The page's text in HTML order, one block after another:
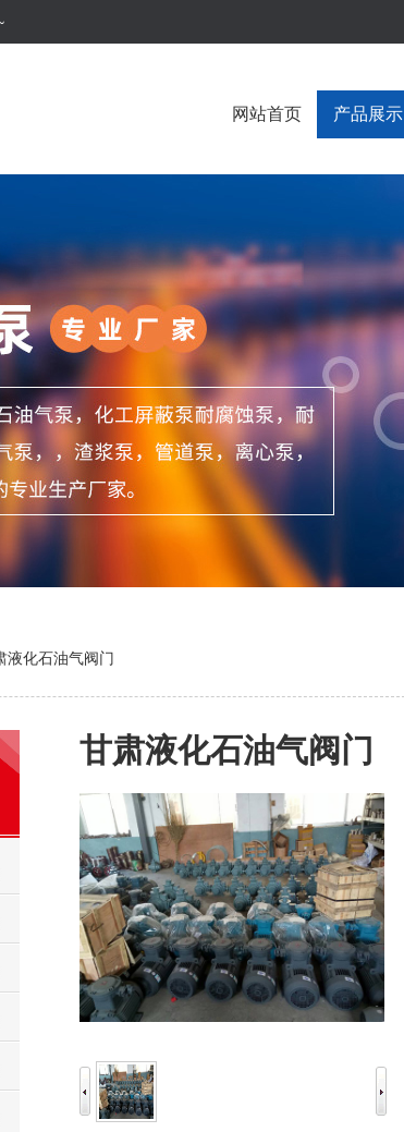
网站首页 产品展示
液化石油气阀门
甘肃液化石油气阀门